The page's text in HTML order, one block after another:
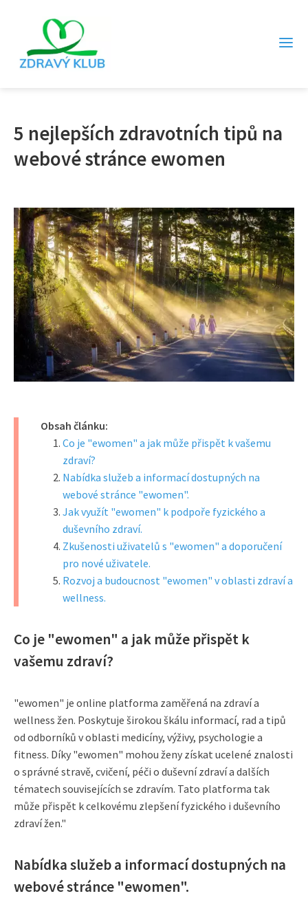
5 nejlepších zdravotních tipů na
webové stránce ewomen
Obsah článku:
Co je "ewomen" a jak může přispět k vašemu
zdraví?
Nabídka služeb a informací dostupných na
webové stránce "ewomen".
Jak využít "ewomen" k podpoře fyzického a
duševního zdraví.
Zkušenosti uživatelů s "ewomen" a doporučení
pro nové uživatele.
Rozvoj a budoucnost "ewomen" v oblasti zdraví a
wellness.
Co je "ewomen" a jak může přispět k
vašemu zdraví?
"ewomen" je online platforma zaměřená na zdraví a
wellness žen. Poskytuje širokou škálu informací, rad a tipů
od odborníků v oblasti medicíny, výživy, psychologie a
fitness. Díky "ewomen" mohou ženy získat ucelené znalosti
o správné stravě, cvičení, péči o duševní zdraví a dalších
tématech souvisejících se zdravím. Tato platforma tak
může přispět k celkovému zlepšení fyzického i duševního
zdraví žen."
Nabídka služeb a informací dostupných na
webové stránce "ewomen".